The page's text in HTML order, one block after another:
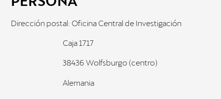
Dirección postal: Oficina Central de Investigación
Caja 1717
38436 Wolfsburgo (centro)
Alemania